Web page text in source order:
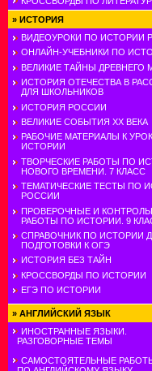
» ИСТОРИЯ
ВИДЕОУРОКИ ПО ИСТОРИИ
ОНЛАЙН-УЧЕБНИКИ ПО
ВЕЛИКИЕ ТАЙНЫ ДРЕВНЕГО
ИСТОРИЯ ОТЕЧЕСТВА В
ДЛЯ ШКОЛЬНИКОВ
ИСТОРИЯ РОССИИ
ВЕЛИКИЕ СОБЫТИЯ ХХ ВЕКА
РАБОЧИЕ МАТЕРИАЛЫ К
ИСТОРИИ
ТВОРЧЕСКИЕ РАБОТЫ ПО
НОВОГО ВРЕМЕНИ. 7 КЛАСС
ТЕМАТИЧЕСКИЕ ТЕСТЫ ПО
РОССИИ
ПРОВЕРОЧНЫЕ И
РАБОТЫ ПО ИСТОРИИ. 9
СПРАВОЧНИК ПО ИСТОРИИ
ПОДГОТОВКИ К ОГЭ
ИСТОРИЯ БЕЗ ТАЙН
КРОССВОРДЫ ПО ИСТОРИИ
ЕГЭ ПО ИСТОРИИ
» АНГЛИЙСКИЙ ЯЗЫК
ИНОСТРАННЫЕ ЯЗЫКИ.
РАЗГОВОРНЫЕ ТЕМЫ
САМОСТОЯТЕЛЬНЫЕ